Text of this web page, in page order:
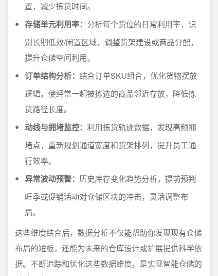
置，减少拣货时间。
存储单元利用率： 分析每个货位的日常利用率，识
别长期低效/闲置区域，调整货架建设或商品分配，
提升仓储空间利用。
订单结构分析： 结合订单SKU组合，优化货物摆放
逻辑，使经常一起被拣选的商品邻近存放，降低拣
货路径长度。
动线与拥堵监控： 利用拣货轨迹数据，发现高频拥
堵点，重新规划通道宽度和货架排列，提升员工通
行效率。
异常波动预警： 历史库存变化趋势分析，提前预判
旺季或促销活动对仓储区块的冲击，灵活调整布
局。
这些维度结合后，数据分析不仅能帮助你发现现有仓储
布局的短板，还能为未来的仓库设计或扩展提供科学依
据。不断追踪和优化这些数据维度，是实现智能仓储的